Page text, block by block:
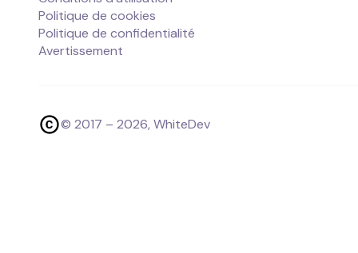
Politique de cookies
Politique de confidentialité
Avertissement
© 2017 – 2026, WhiteDev